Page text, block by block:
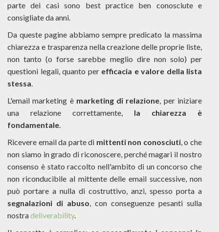
parte dei casi sono best practice ben conosciute e
consigliate da anni.
Da queste pagine abbiamo sempre predicato la massima
chiarezza e trasparenza nella creazione delle proprie liste,
non tanto (o forse sarebbe meglio dire non solo) per
questioni legali, quanto per efficacia e valore della lista
stessa.
L'email marketing è marketing di relazione, per iniziare
una relazione correttamente, la chiarezza è
fondamentale.
Ricevere email da parte di mittenti non conosciuti, o che
non siamo in grado di riconoscere, perché magari il nostro
consenso è stato raccolto nell'ambito di un concorso che
non riconducibile al mittente delle email successive, non
può portare a nulla di costruttivo, anzi, spesso porta a
segnalazioni di abuso, con conseguenze pesanti sulla
nostradeliverability.